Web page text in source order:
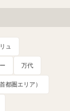
ュ
万代
都圏エリア）